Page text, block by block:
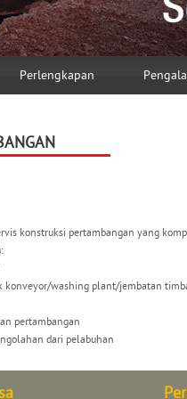
Perlengkapan
konstruksi pertambangan yang
konveyor/washing plant/jembatan
pertambangan
dari pelabuhan